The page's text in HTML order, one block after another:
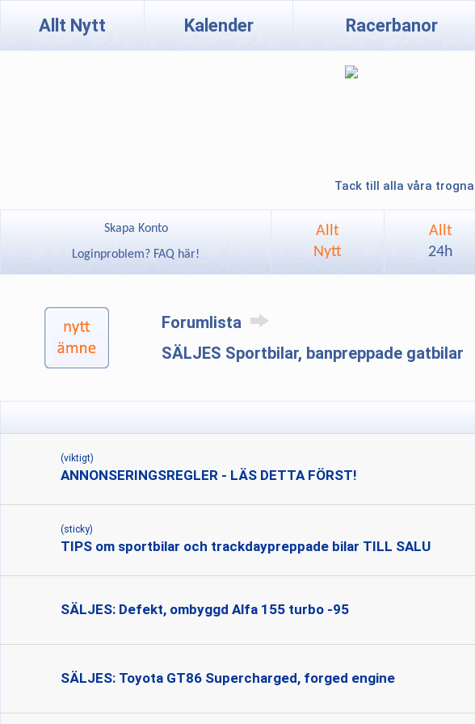
Allt Nytt Kalender Racerbanor
Tack till alla våra
Skapa Konto
Loginproblem? FAQ här!
Allt
Nytt
Allt
24h
Forumlista
SÄLJES Sportbilar, banpreppade gatbilar
(viktigt)
ANNONSERINGSREGLER - LÄS DETTA FÖRST!
(sticky)
TIPS om sportbilar och trackdaypreppade bilar TILL SALU
SÄLJES: Defekt, ombyggd Alfa 155 turbo -95
SÄLJES: Toyota GT86 Supercharged, forged engine